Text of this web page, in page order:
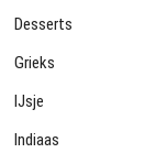
Desserts
Grieks
IJsje
Indiaas